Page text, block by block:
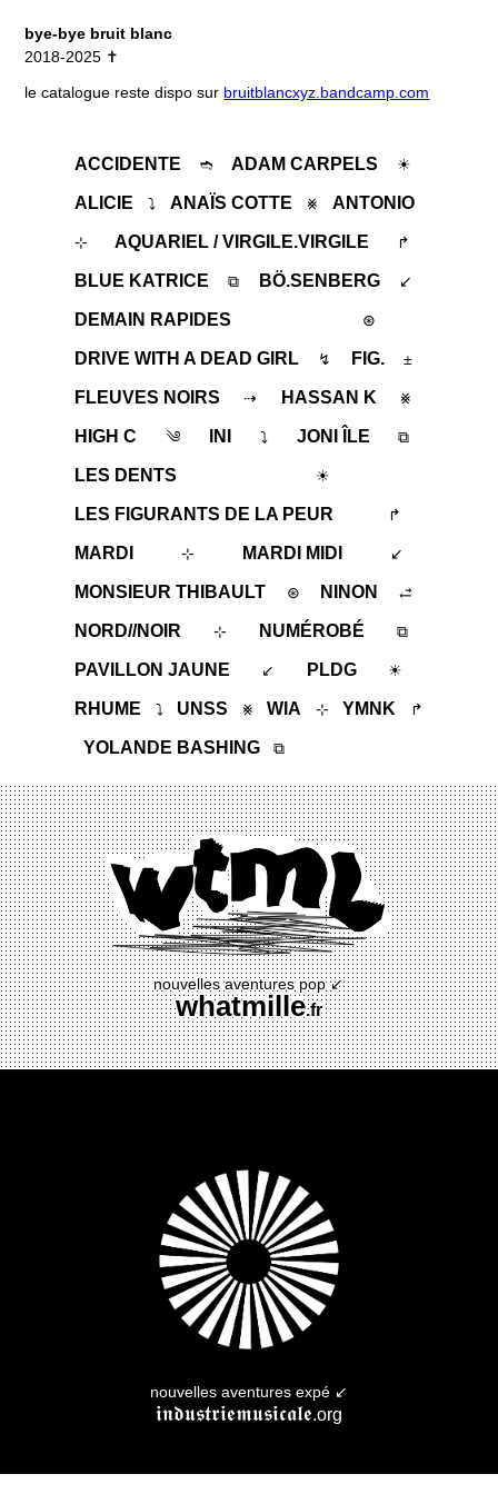
bye-bye bruit blanc
2018-2025 ✝
le catalogue reste dispo sur bruitblancxyz.bandcamp.com
ACCIDENTE ➬ ADAM CARPELS ☀︎
ALICIE ⤵︎ ANAÏS COTTE ⨳ ANTONIO
⊹ AQUARIEL / VIRGILE.VIRGILE ↱
BLUE KATRICE ⧉ BÖ.SENBERG ↙︎
DEMAIN RAPIDES ⊛
DRIVE WITH A DEAD GIRL ↯ FIG. ±
FLEUVES NOIRS ⇢ HASSAN K ⨳
HIGH C ༄ INI ⤵︎ JONI ÎLE ⧉
LES DENTS ☀︎
LES FIGURANTS DE LA PEUR ↱
MARDI ⊹ MARDI MIDI ↙︎
MONSIEUR THIBAULT ⊛ NINON ⥄
NORD//NOIR ⊹ NUMÉROBÉ ⧉
PAVILLON JAUNE ↙︎ PLDG ☀︎
RHUME ⤵︎ UNSS ⨳ WIA ⊹ YMNK ↱
YOLANDE BASHING ⧉
nouvelles aventures pop ↙︎
whatmille.fr
nouvelles aventures expé ↙︎
𝖎𝖓𝖉𝖚𝖘𝖙𝖗𝖎𝖊𝖒𝖚𝖘𝖎𝖈𝖆𝖑𝖊.org